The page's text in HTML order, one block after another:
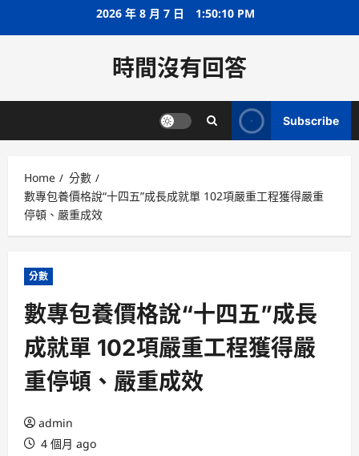
2026 年 8 月 7 日 1:50:10 PM
時間沒有回答
Subscribe
Home
分數
數專包養價格說“十四五”成長成就單 102項嚴重工程獲得嚴重
停頓、嚴重成效
分數
數專包養價格說“十四五”成長
成就單 102項嚴重工程獲得嚴
重停頓、嚴重成效
admin
4 個月 ago